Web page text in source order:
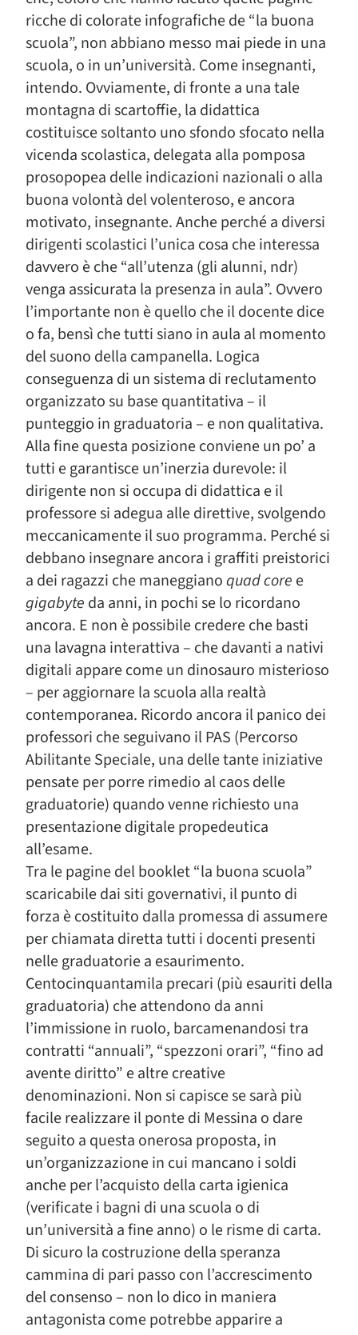
ricche di colorate infografiche de “la buona
scuola”, non abbiano messo mai piede in una
scuola, o in un’università. Come insegnanti,
intendo. Ovviamente, di fronte a una tale
montagna di scartoffie, la didattica
costituisce soltanto uno sfondo sfocato nella
vicenda scolastica, delegata alla pomposa
prosopopea delle indicazioni nazionali o alla
buona volontà del volenteroso, e ancora
motivato, insegnante. Anche perché a diversi
dirigenti scolastici l’unica cosa che interessa
davvero è che “all’utenza (gli alunni, ndr)
venga assicurata la presenza in aula”. Ovvero
l’importante non è quello che il docente dice
o fa, bensì che tutti siano in aula al momento
del suono della campanella. Logica
conseguenza di un sistema di reclutamento
organizzato su base quantitativa – il
punteggio in graduatoria – e non qualitativa.
Alla fine questa posizione conviene un po’ a
tutti e garantisce un’inerzia durevole: il
dirigente non si occupa di didattica e il
professore si adegua alle direttive, svolgendo
meccanicamente il suo programma. Perché si
debbano insegnare ancora i graffiti preistorici
a dei ragazzi che maneggianoquad core e
gigabyte da anni, in pochi se lo ricordano
ancora. E non è possibile credere che basti
una lavagna interattiva – che davanti a nativi
digitali appare come un dinosauro misterioso
– per aggiornare la scuola alla realtà
contemporanea. Ricordo ancora il panico dei
professori che seguivano il PAS (Percorso
Abilitante Speciale, una delle tante iniziative
pensate per porre rimedio al caos delle
graduatorie) quando venne richiesto una
presentazione digitale propedeutica
all’esame.
Tra le pagine del booklet “la buona scuola”
scaricabile dai siti governativi, il punto di
forza è costituito dalla promessa di assumere
per chiamata diretta tutti i docenti presenti
nelle graduatorie a esaurimento.
Centocinquantamila precari (più esauriti della
graduatoria) che attendono da anni
l’immissione in ruolo, barcamenandosi tra
contratti “annuali”, “spezzoni orari”, “fino ad
avente diritto” e altre creative
denominazioni. Non si capisce se sarà più
facile realizzare il ponte di Messina o dare
seguito a questa onerosa proposta, in
un’organizzazione in cui mancano i soldi
anche per l’acquisto della carta igienica
(verificate i bagni di una scuola o di
un’università a fine anno) o le risme di carta.
Di sicuro la costruzione della speranza
cammina di pari passo con l’accrescimento
del consenso – non lo dico in maniera
antagonista come potrebbe apparire a